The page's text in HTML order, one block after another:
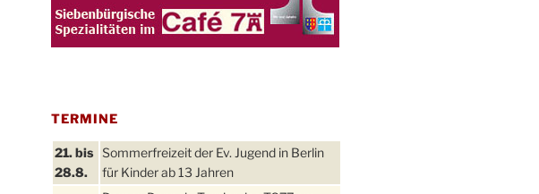
TERMINE
21. bis
28.8.
Sommerfreizeit der Ev. Jugend in Berlin
für Kinder ab 13 Jahren